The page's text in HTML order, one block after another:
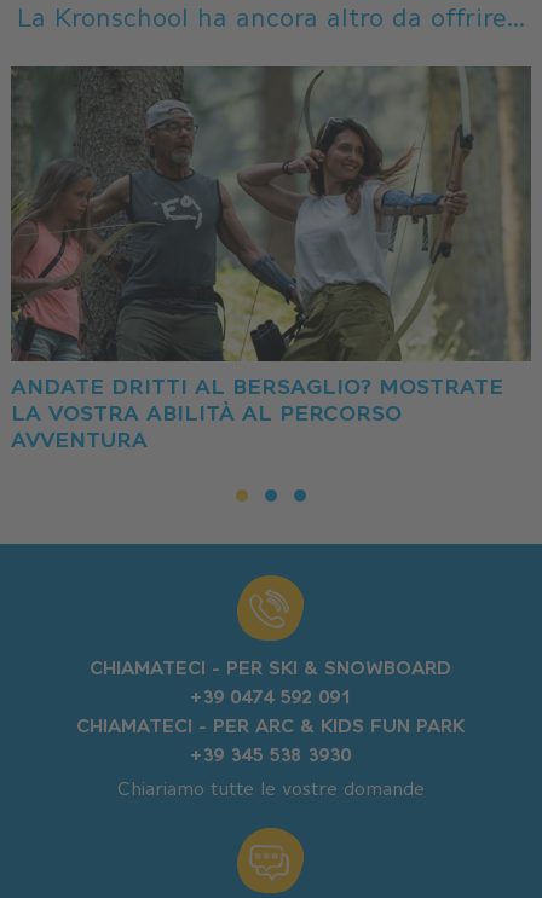
La Kronschool ha ancora altro da offrire...
ANDATE DRITTI AL BERSAGLIO? MOSTRATE
LA VOSTRA ABILITÀ AL PERCORSO
AVVENTURA
CHIAMATECI - PER SKI & SNOWBOARD
+39 0474 592 091
CHIAMATECI - PER ARC & KIDS FUN PARK
+39 345 538 3930
Chiariamo tutte le vostre domande